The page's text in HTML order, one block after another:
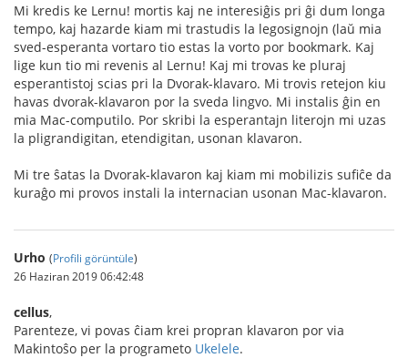
Mi kredis ke Lernu! mortis kaj ne interesiĝis pri ĝi dum longa
tempo, kaj hazarde kiam mi trastudis la legosignojn (laŭ mia
sved-esperanta vortaro tio estas la vorto por bookmark. Kaj
lige kun tio mi revenis al Lernu! Kaj mi trovas ke pluraj
esperantistoj scias pri la Dvorak-klavaro. Mi trovis retejon kiu
havas dvorak-klavaron por la sveda lingvo. Mi instalis ĝin en
mia Mac-computilo. Por skribi la esperantajn literojn mi uzas
la pligrandigitan, etendigitan, usonan klavaron.
Mi tre ŝatas la Dvorak-klavaron kaj kiam mi mobilizis sufiĉe da
kuraĝo mi provos instali la internacian usonan Mac-klavaron.
Urho (Profili görüntüle)
26 Haziran 2019 06:42:48
cellus,
Parenteze, vi povas ĉiam krei propran klavaron por via
Makintoŝo per la programeto Ukelele.